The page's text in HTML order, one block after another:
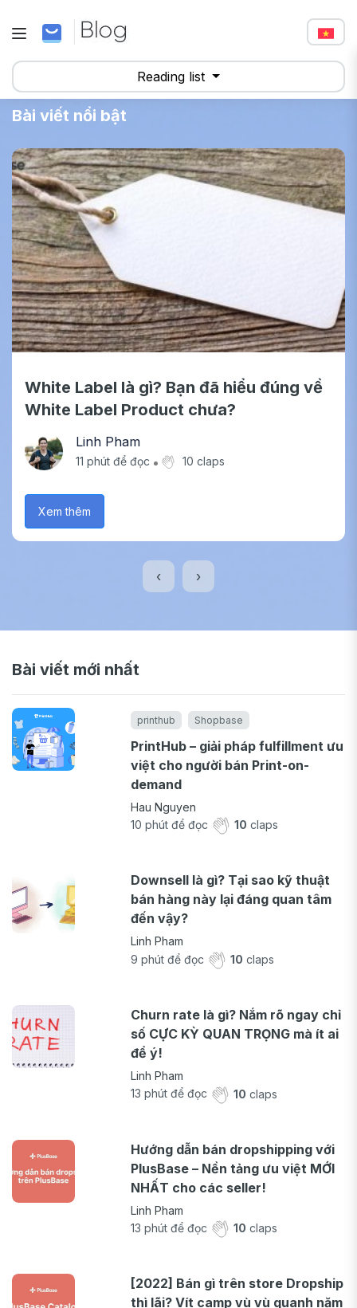
Reading list
Bài viết nổi bật
White Label là gì? Bạn đã hiểu đúng về
White Label Product chưa?
Linh Pham
11 phút để đọc 10 claps
Xem thêm
‹ ›
Bài viết mới nhất
printhub Shopbase
PrintHub – giải pháp fulfillment ưu
việt cho người bán Print-on-
demand
Hau Nguyen
10 phút để đọc 10 claps
Downsell là gì? Tại sao kỹ thuật
bán hàng này lại đáng quan tâm
đến vậy?
Linh Pham
9 phút để đọc 10 claps
Churn rate là gì? Nắm rõ ngay chỉ
số CỰC KỲ QUAN TRỌNG mà ít ai
để ý!
Linh Pham
13 phút để đọc 10 claps
Hướng dẫn bán dropshipping với
PlusBase – Nền tảng ưu việt MỚI
NHẤT cho các seller!
Linh Pham
13 phút để đọc 10 claps
[2022] Bán gì trên store Dropship
thì lãi? Vít camp vù vù quanh năm